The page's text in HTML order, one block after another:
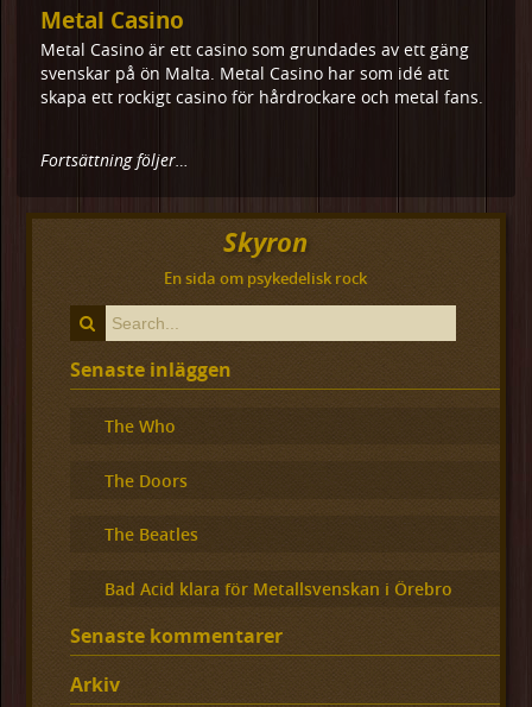
Metal Casino
Metal Casino är ett casino som grundades av ett gäng
svenskar på ön Malta. Metal Casino har som idé att
skapa ett rockigt casino för hårdrockare och metal fans.
Fortsättning följer…
Skyron
En sida om psykedelisk rock
Senaste inläggen
The Who
The Doors
The Beatles
Bad Acid klara för Metallsvenskan i Örebro
Senaste kommentarer
Arkiv